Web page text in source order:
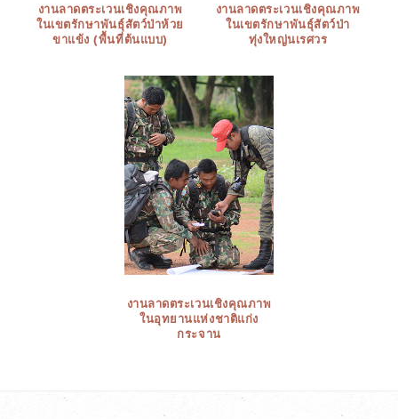
งานลาดตระเวนเชิงคุณภาพ
ในเขตรักษาพันธุ์สัตว์ป่าห้วย
ขาแข้ง (พื้นที่ต้นแบบ)
งานลาดตระเวนเชิงคุณภาพ
ในเขตรักษาพันธุ์สัตว์ป่า
ทุ่งใหญ่นเรศวร
งานลาดตระเวนเชิงคุณภาพ
ในอุทยานแห่งชาติแก่ง
กระจาน